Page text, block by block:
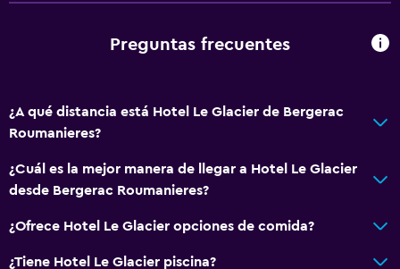
Preguntas frecuentes
¿A qué distancia está Hotel Le Glacier de Bergerac
Roumanieres?
¿Cuál es la mejor manera de llegar a Hotel Le Glacier
desde Bergerac Roumanieres?
¿Ofrece Hotel Le Glacier opciones de comida?
¿Tiene Hotel Le Glacier piscina?